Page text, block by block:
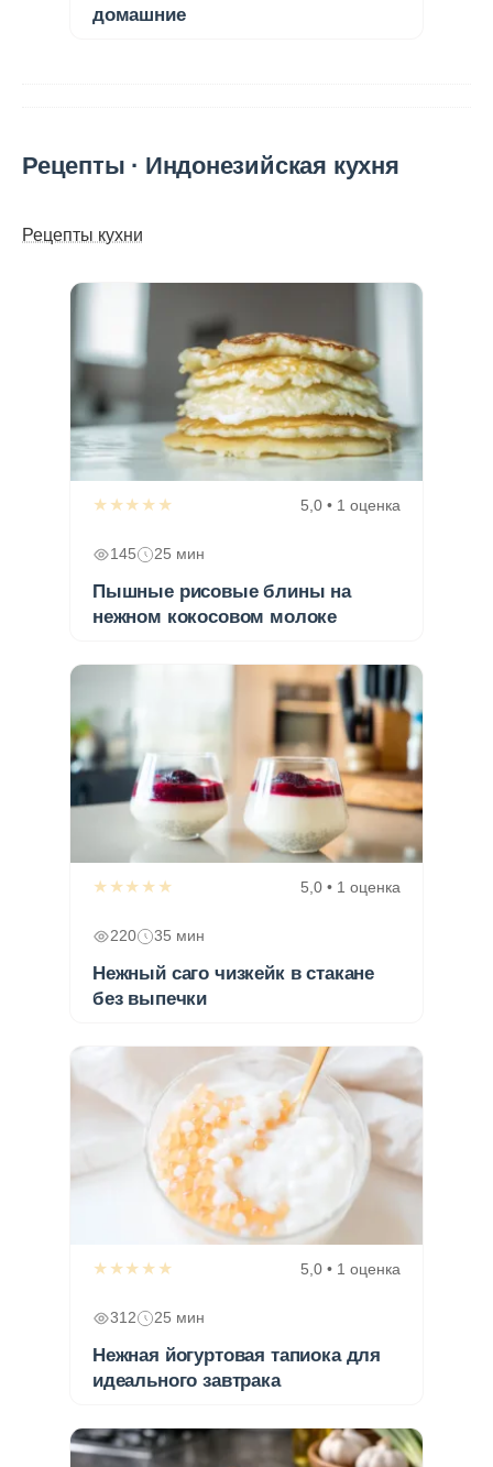
домашние
Рецепты · Индонезийская кухня
Рецепты кухни
★★★★★ 5,0 • 1 оценка
145 25 мин
Пышные рисовые блины на
нежном кокосовом молоке
★★★★★ 5,0 • 1 оценка
220 35 мин
Нежный саго чизкейк в стакане
без выпечки
★★★★★ 5,0 • 1 оценка
312 25 мин
Нежная йогуртовая тапиока для
идеального завтрака